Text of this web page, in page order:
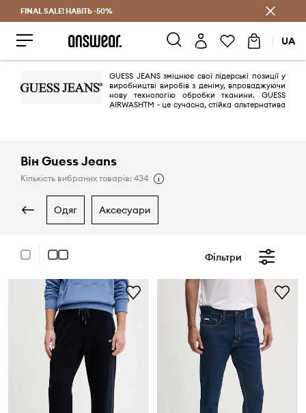
Заощаджуй з Answear Club
FINAL SALE! НАВІТЬ -50%
UA
GUESS JEANS зміцнює свої лідерські позиції у
виробництві виробів з деніму, впроваджуючи
нову технологію обробки тканини. GUESS
AIRWASHTM - це сучасна, стійка альтернатива
представлені сучасні інтерпретації культових моделей GUESS 1980-х і
Він Guess Jeans
Кількість вибраних товарів: 434
одяг аксесуари
Фільтри